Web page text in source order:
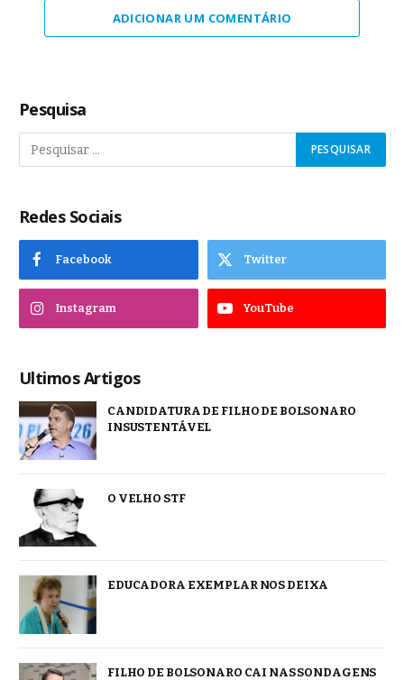
ADICIONAR UM COMENTÁRIO
Pesquisa
Redes Sociais
Facebook Twitter
Instagram YouTube
Ultimos Artigos
CANDIDATURA DE FILHO DE BOLSONARO
INSUSTENTÁVEL
O VELHO STF
EDUCADORA EXEMPLAR NOS DEIXA
FILHO DE BOLSONARO CAI NAS SONDAGENS